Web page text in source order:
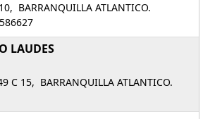
BARRANQUILLA ATLANTICO.
LAUDES
C 15, BARRANQUILLA ATLANTICO.